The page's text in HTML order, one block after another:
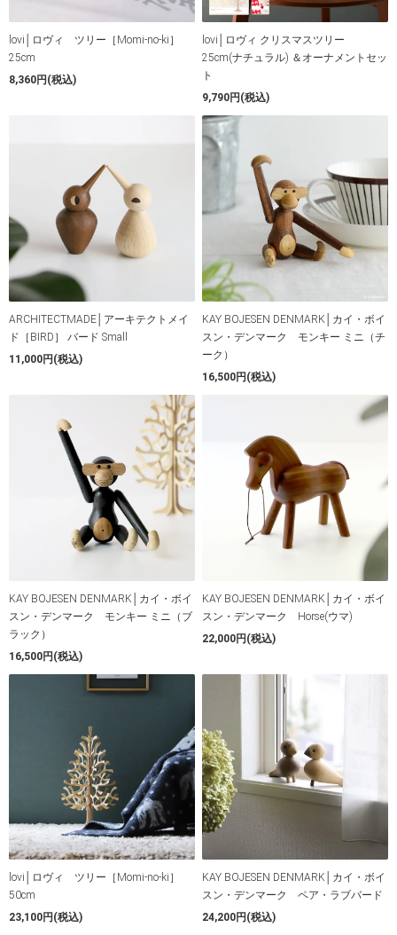
lovi│ロヴィ ツリー［Momi-no-ki］
25cm
8,360円(税込)
lovi│ロヴィ クリスマスツリー
25cm(ナチュラル) ＆オーナメントセッ
ト
9,790円(税込)
ARCHITECTMADE│アーキテクトメイ
ド［BIRD］ バード Small
11,000円(税込)
KAY BOJESEN DENMARK│カイ・ボイ
スン・デンマーク モンキー ミニ（チ
ーク）
16,500円(税込)
KAY BOJESEN DENMARK│カイ・ボイ
スン・デンマーク モンキー ミニ（ブ
ラック）
16,500円(税込)
KAY BOJESEN DENMARK│カイ・ボイ
スン・デンマーク Horse(ウマ)
22,000円(税込)
lovi│ロヴィ ツリー［Momi-no-ki］
50cm
23,100円(税込)
KAY BOJESEN DENMARK│カイ・ボイ
スン・デンマーク ペア・ラブバード
24,200円(税込)